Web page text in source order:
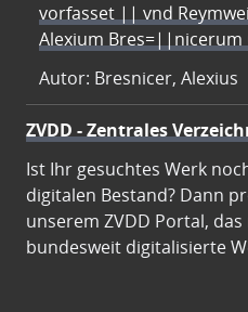
vorfasset || vnd
Alexium
Autor: Bresnicer, Alexius
ZVDD - Zentrales
Ist Ihr gesuchtes Werk
digitalen Bestand? Dann
unserem ZVDD Portal,
bundesweit digitalisierte